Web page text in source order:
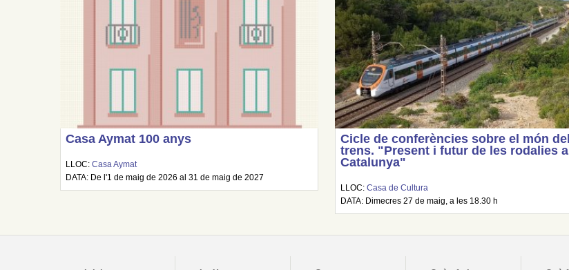
Casa Aymat 100 anys
LLOC:Casa Aymat
DATA: De l'1 de maig de 2026 al 31 de maig de 2027
Cicle de conferències sobre el món del
trens. "Present i futur de les rodalies a
Catalunya"
LLOC:Casa de Cultura
DATA: Dimecres 27 de maig, a les 18.30 h